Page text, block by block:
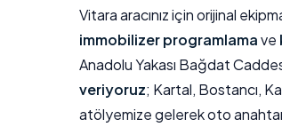
Vitara aracınız için orijinal
immobilizer programlamave
Anadolu Yakası Bağdat
veriyoruz; Kartal, Bostancı,
atölyemize gelerek oto